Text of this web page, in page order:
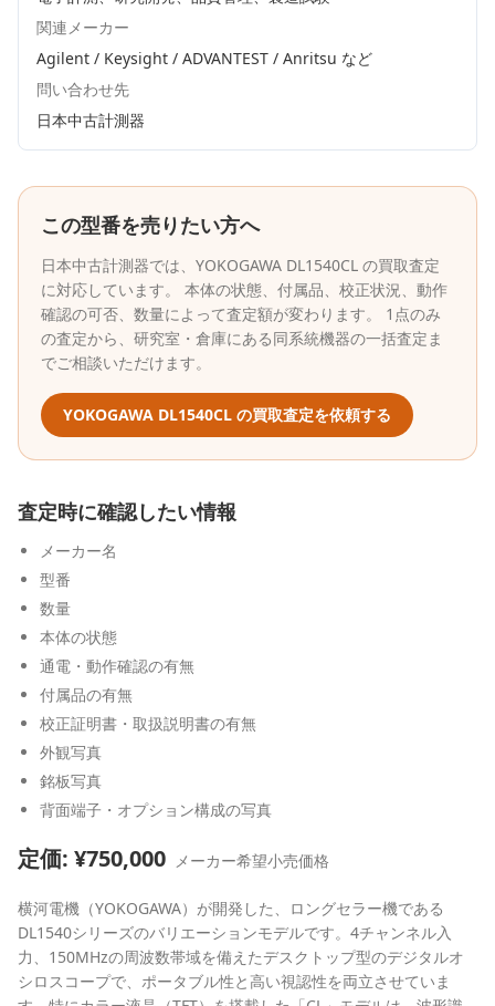
関連メーカー
Agilent / Keysight / ADVANTEST / Anritsu など
問い合わせ先
日本中古計測器
この型番を売りたい方へ
日本中古計測器では、 YOKOGAWA DL1540CL の買取査定
に対応しています。 本体の状態、付属品、校正状況、動作
確認の可否、数量によって査定額が変わります。 1点のみ
の査定から、研究室・倉庫にある同系統機器の一括査定ま
でご相談いただけます。
YOKOGAWA DL1540CL の買取査定を依頼する
査定時に確認したい情報
メーカー名
型番
数量
本体の状態
通電・動作確認の有無
付属品の有無
校正証明書・取扱説明書の有無
外観写真
銘板写真
背面端子・オプション構成の写真
定価: ¥750,000 メーカー希望小売価格
横河電機（YOKOGAWA）が開発した、ロングセラー機である
DL1540シリーズのバリエーションモデルです。4チャンネル入
力、150MHzの周波数帯域を備えたデスクトップ型のデジタルオ
シロスコープで、ポータブル性と高い視認性を両立させていま